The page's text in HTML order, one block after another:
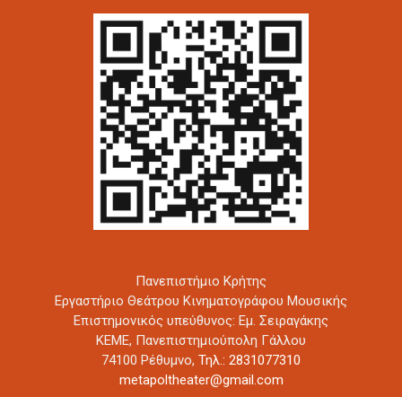
Πανεπιστήμιο Κρήτης
Εργαστήριο Θεάτρου Κινηματογράφου Μουσικής
Επιστημονικός υπεύθυνος: Εμ. Σειραγάκης
ΚΕΜΕ, Πανεπιστημιούπολη Γάλλου
74100 Ρέθυμνο, Τηλ.: 2831077310
metapoltheater@gmail.com